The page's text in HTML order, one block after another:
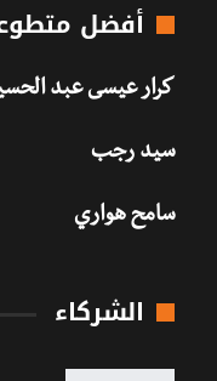
أفضل
كرار عيسى عبد
سيد رجب
سامح هواري
الشركاء